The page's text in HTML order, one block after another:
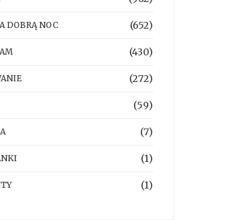
DOBRĄ NOC (652)
(430)
(272)
(59)
(7)
(1)
(1)